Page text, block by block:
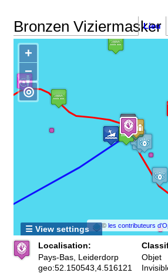
Bronzen Viziermasker
Lieu
+
−
©les contributeurs
◎
☰ View settings
Localisation:
Pays-Bas, Leiderdorp
geo:52.150543,4.516121
Objet